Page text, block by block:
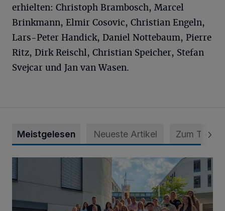
erhielten: Christoph Brambosch, Marcel
Brinkmann, Elmir Cosovic, Christian Engeln,
Lars-Peter Handick, Daniel Nottebaum, Pierre
Ritz, Dirk Reischl, Christian Speicher, Stefan
Svejcar und Jan van Wasen.
Meistgelesen Neueste Artikel Zum Thema
Junge Leute starten Ausbildung bei der Stadt